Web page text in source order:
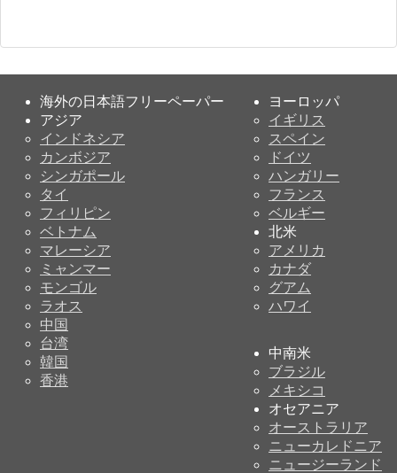
海外の日本語フリーペーパー
アジア
インドネシア
カンボジア
シンガポール
タイ
フィリピン
ベトナム
マレーシア
ミャンマー
モンゴル
ラオス
中国
台湾
韓国
香港
ヨーロッパ
イギリス
スペイン
ドイツ
ハンガリー
フランス
ベルギー
北米
アメリカ
カナダ
グアム
ハワイ
中南米
ブラジル
メキシコ
オセアニア
オーストラリア
ニューカレドニア
ニュージーランド